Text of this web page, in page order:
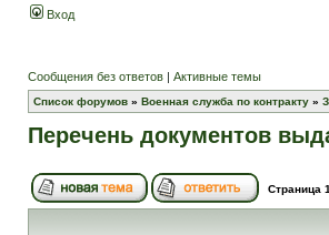
Вход
Сообщения без ответов | Активные темы
Список форумов » Военная служба по контракту »
Перечень документов
Страница 1